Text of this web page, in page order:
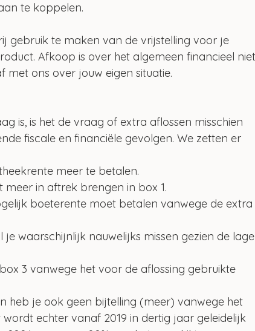
te koppelen.
gebruik te maken van de vrijstelling voor je
Afkoop is over het algemeen financieel
ons over jouw eigen situatie.
is, is het de vraag of extra aflossen misschien
fiscale en financiële gevolgen. We zetten er
meer te betalen.
in aftrek brengen in box 1.
boeterente moet betalen vanwege de
waarschijnlijk nauwelijks missen gezien de
3 vanwege het voor de aflossing gebruikte
heb je ook geen bijtelling (meer) vanwege het
echter vanaf 2019 in dertig jaar geleidelijk